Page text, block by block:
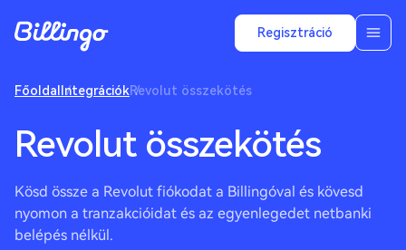
Regisztráció
Főoldal IntegrációkRevolut összekötés
Revolut összekötés
Kösd össze a Revolut fiókodat a Billingóval és kövesd
nyomon a tranzakcióidat és az egyenlegedet netbanki
belépés nélkül.